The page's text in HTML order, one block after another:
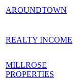
AROUNDTOWN
REALTY INCOME
MILLROSE
PROPERTIES